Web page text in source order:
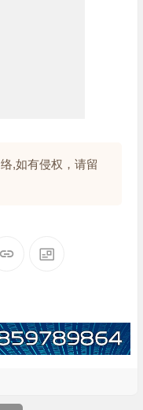
,如有侵权，请留